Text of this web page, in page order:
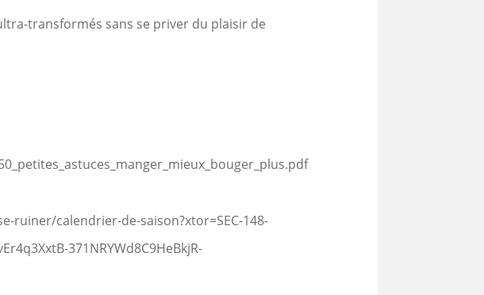
transformés sans se priver du plaisir de
calendrier-de-saison?xtor=SEC-148-
371NRYWd8C9HeBkjR-